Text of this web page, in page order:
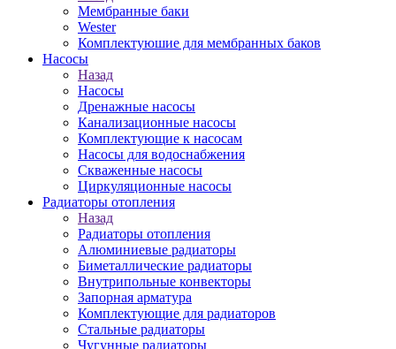
Мембранные баки
Wester
Комплектуюшие для мембранных баков
Насосы
Назад
Насосы
Дренажные насосы
Канализационные насосы
Комплектующие к насосам
Насосы для водоснабжения
Скваженные насосы
Циркуляционные насосы
Радиаторы отопления
Назад
Радиаторы отопления
Алюминиевые радиаторы
Биметаллические радиаторы
Внутрипольные конвекторы
Запорная арматура
Комплектующие для радиаторов
Стальные радиаторы
Чугунные радиаторы